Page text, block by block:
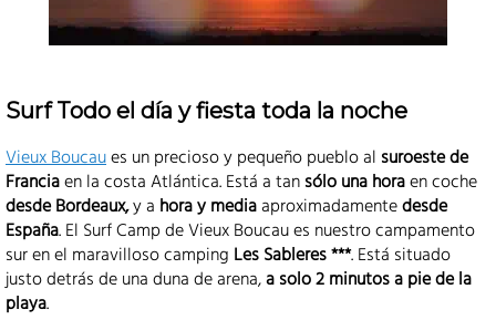
Surf Todo el día y fiesta toda la noche
Vieux Boucaues un precioso y pequeño pueblo al suroeste de
Franciaen la costa Atlántica. Está a tansólo una horaen coche
desde Bordeaux,y a hora y mediaaproximadamentedesde
España. El Surf Camp de Vieux Boucau es nuestro campamento
sur en el maravilloso camping Les Sableres ***. Está situado
justo detrás de una duna de arena,a solo 2 minutos a pie de la
playa.